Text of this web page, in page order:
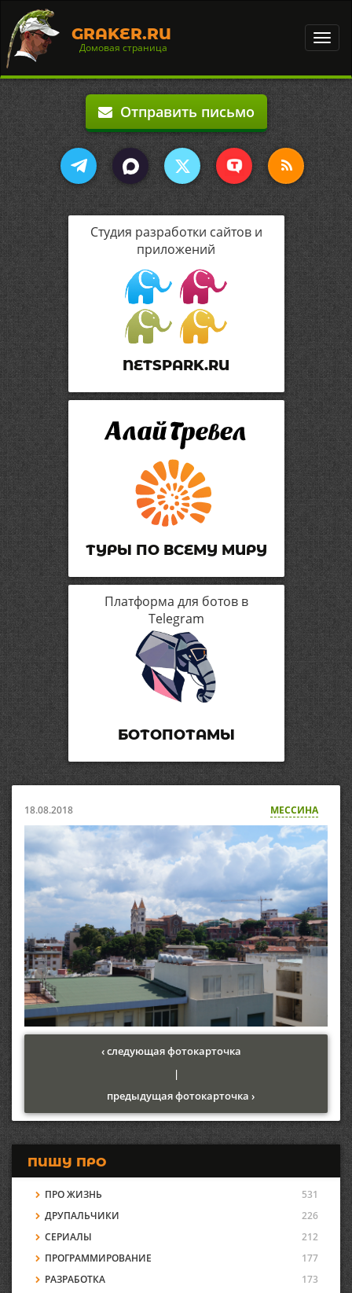
GRAKER.RU
Домовая страница
Отправить письмо
Студия разработки сайтов и
приложений
NETSPARK.RU
ТУРЫ ПО ВСЕМУ МИРУ
Платформа для ботов в
Telegram
БОТОПОТАМЫ
18.08.2018 МЕССИНА
‹ следующая фотокарточка
|
предыдущая фотокарточка ›
ПИШУ ПРО
ПРО ЖИЗНЬ
531
ДРУПАЛЬЧИКИ
226
СЕРИАЛЫ
212
ПРОГРАММИРОВАНИЕ
177
РАЗРАБОТКА
173